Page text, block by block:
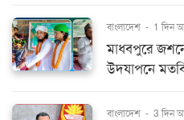
বাংলাদেশ - 1 দিন
মাধবপুরে
উদযাপনে
বাংলাদেশ - 3 দিন